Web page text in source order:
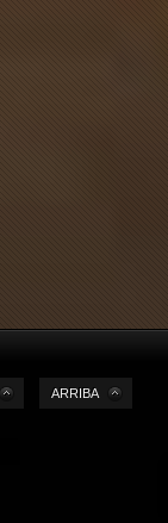
ARRIBA